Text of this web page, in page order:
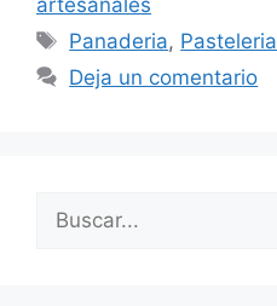
Panaderia, Pasteleria
Deja un comentario